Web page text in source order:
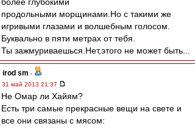
продольными морщинами.Но с такими же
игривыми глазами и волшебным голосом.
Буквально в пяти метрах от тебя.
Ты зажмуриваешься.Нет,этого не может быть...
irod sm -
31 май 2013 21:37
Не Омар ли Хайям?
Есть три самые прекрасные вещи на свете и
все они связаны с мясом: